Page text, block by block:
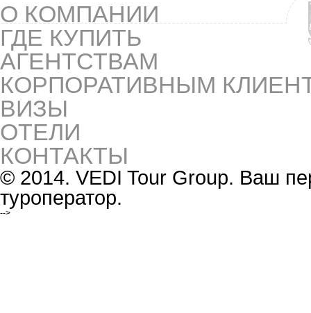
О КОМПАНИИ
ГДЕ КУПИТЬ
АГЕНТСТВАМ
КОРПОРАТИВНЫМ
ВИЗЫ
ОТЕЛИ
КОНТАКТЫ
© 2014. VEDI Tour Group. Ваш
туроператор.
-->